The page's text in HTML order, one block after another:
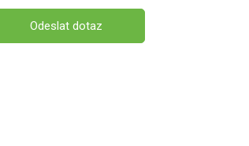
Odeslat dotaz